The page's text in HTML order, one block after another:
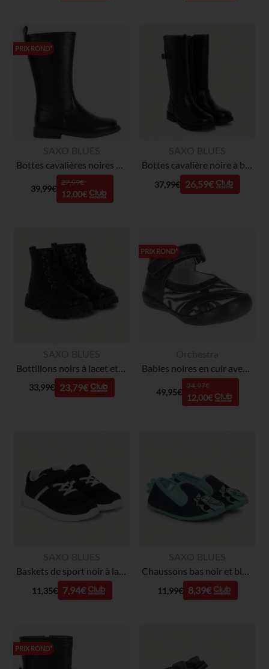
PRIX ROND*
Bottes cavalières noires effet cuir fille
39,99€
27,99€
12,00€
Bottes cavalière noire à boucle fille
37,99€ 26,59€
33,99€ 23,79€
PRIX ROND*
49,95€
24,97€
12,00€
Baskets de sport noir à lacets et velcros garçon
11,35€ 7,94€
Chaussons bas noir et bleu brodé dinosaure garçon
11,99€ 8,39€
PRIX ROND*